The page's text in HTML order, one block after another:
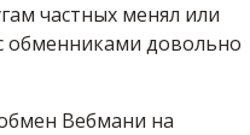
частных менял или
обменниками довольно
Вебмани на